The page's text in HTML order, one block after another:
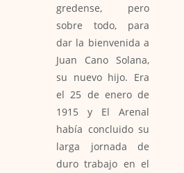
gredense, pero
sobre todo, para
dar la bienvenida a
Juan Cano Solana,
su nuevo hijo. Era
el 25 de enero de
1915 y El Arenal
había concluido su
larga jornada de
duro trabajo en el